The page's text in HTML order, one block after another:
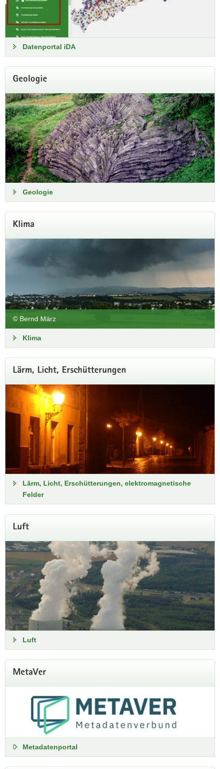
Luftmessnetz
An 26 Luftmessstationen in Sachsen erfolgt eine
kontinuierliche Bestimmung von Luftschadstoffen.
Aktuelle Messwerte
Datenportal iDA
Geologie
Geologie
Klima
© Bernd März
Klima
Lärm, Licht, Erschütterungen
Lärm, Licht, Erschütterungen, elektromagnetische
Felder
Luft
Luft
MetaVer
Metadatenportal